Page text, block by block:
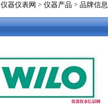
仪器仪表网 > 仪器产品 > 品牌信息